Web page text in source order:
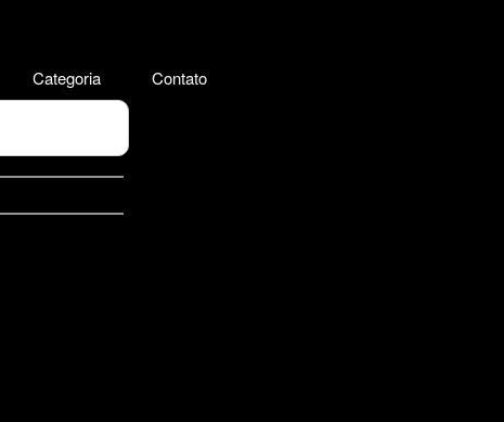
Categoria Contato